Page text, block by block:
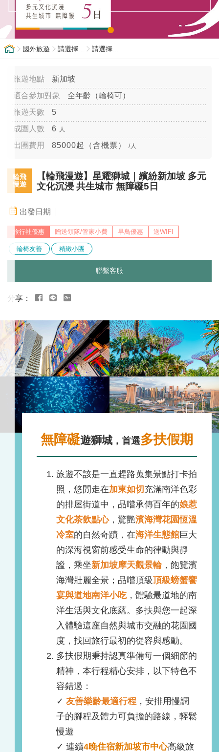
國外旅遊 請選擇... 請選擇...
新加坡
全年齡（輪椅可）
5
6
人
85000起（含機票） /人
輪飛
慢遊
【輪飛漫遊】星耀獅城｜繽紛新加坡 多元
文化沉浸 共生城市 無障礙5日
贈送領隊/管家小費 早鳥優惠 送WIFI
輪椅友善 精緻小團
聯繫客服
行
程
特
色
無障礙遊獅城 ，首選多扶假期
旅遊不該是一直趕路蒐集景點打卡拍
照，悠閒走在加東如切充滿南洋色彩
的排屋街道中，品嚐承傳百年的娘惹
文化茶飲點心，驚艷濱海灣花園恆溫
冷室的自然奇蹟，在海洋生態館巨大
的深海視窗前感受生命的律動與靜
謐，乘坐新加坡摩天觀景輪 ，飽覽濱
海灣壯麗全景；品嚐頂級頂級螃蟹饗
宴與道地南洋小吃，體驗最道地的南
洋生活與文化底蘊。多扶與您一起深
入體驗這座自然與城市交融的花園國
度，找回旅行最初的從容與感動。
多扶假期秉持認真準備每一個細節的
精神，本行程精心安排，以下特色不
容錯過：
✓ 友善樂齡最適行程 ，安排用慢調
子的腳程及體力可負擔的路線，輕鬆
慢遊
✓ 連續4晚住宿新加坡市中心高級旅